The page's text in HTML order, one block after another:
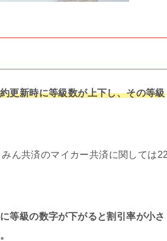
更新時に等級数が上下し、その等級
みん共済のマイカー共済に関しては
等級の数字が下がると割引率が小さ